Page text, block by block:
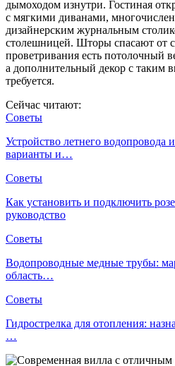
дымоходом изнутри. Гостиная
с мягкими диванами,
дизайнерским журнальным
столешницей. Шторы спасают от
проветривания есть потолочный
а дополнительный декор с таким
требуется.
Сейчас читают:
Советы
Устройство летнего водопровода
варианты и…
Советы
Как установить и подключить
руководство
Советы
Водопроводные медные трубы:
область…
Советы
Гидрострелка для отопления:
…